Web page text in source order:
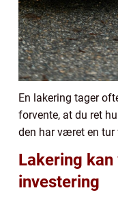
En lakering tager
forvente, at du ret
den har været en tur
Lakering
investering